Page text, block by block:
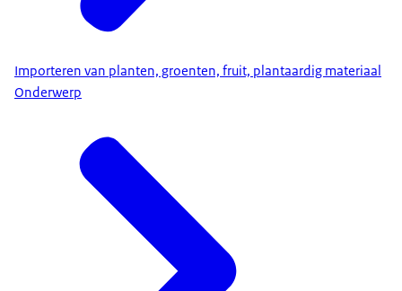
Importeren van planten, groenten, fruit, plantaardig materiaal
Onderwerp